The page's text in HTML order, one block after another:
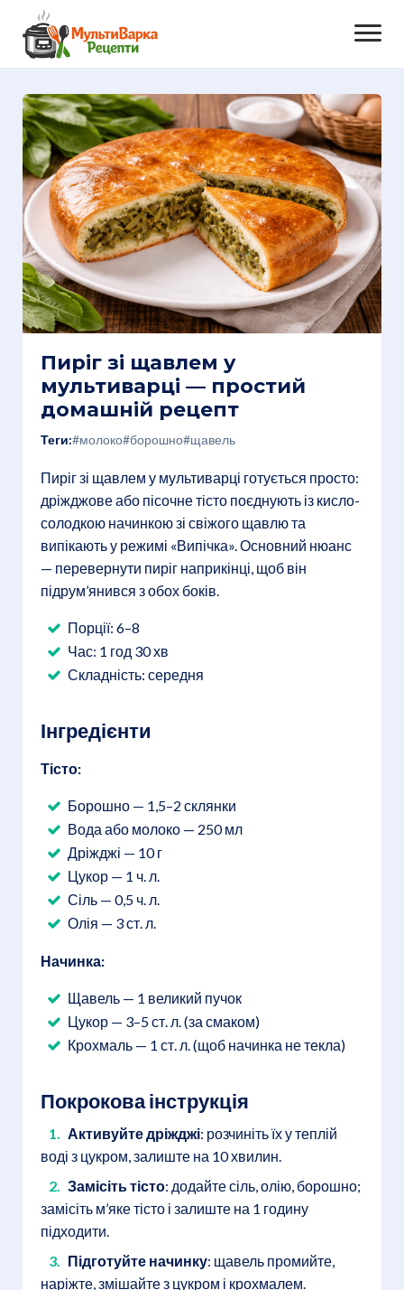
Пиріг зі щавлем у
мультиварці — простий
домашній рецепт
Теги:#молоко#борошно#щавель
Пиріг зі щавлем у мультиварці готується просто:
дріжджове або пісочне тісто поєднують із кисло-
солодкою начинкою зі свіжого щавлю та
випікають у режимі «Випічка». Основний нюанс
— перевернути пиріг наприкінці, щоб він
підрум’янився з обох боків.
Порції: 6–8
Час: 1 год 30 хв
Складність: середня
Інгредієнти
Тісто:
Борошно — 1,5–2 склянки
Вода або молоко — 250 мл
Дріжджі — 10 г
Цукор — 1 ч. л.
Сіль — 0,5 ч. л.
Олія — 3 ст. л.
Начинка:
Щавель — 1 великий пучок
Цукор — 3–5 ст. л. (за смаком)
Крохмаль — 1 ст. л. (щоб начинка не текла)
Покрокова інструкція
Активуйте дріжджі: розчиніть їх у теплій
воді з цукром, залиште на 10 хвилин.
Замісіть тісто: додайте сіль, олію, борошно;
замісіть м’яке тісто і залиште на 1 годину
підходити.
Підготуйте начинку: щавель промийте,
наріжте, змішайте з цукром і крохмалем.